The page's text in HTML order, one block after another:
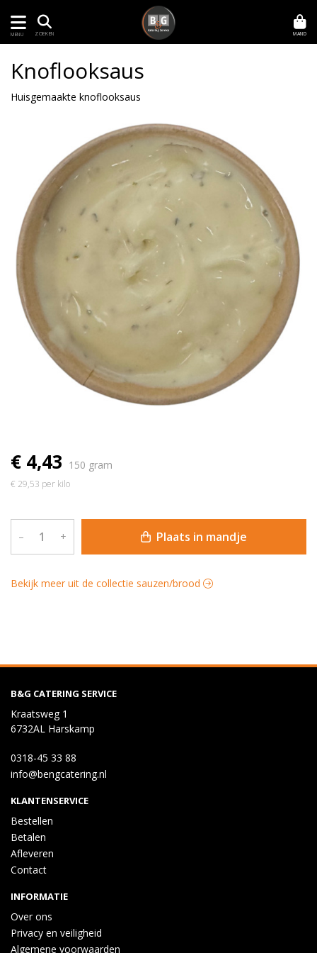
MENU ZOEKEN MAND
Knoflooksaus
Huisgemaakte knoflooksaus
€ 4,43 150 gram
€ 29,53 per kilo
– + Plaats in mandje
Bekijk meer uit de collectie sauzen/brood
B&G CATERING SERVICE
Kraatsweg 1
6732AL Harskamp
0318-45 33 88
info@bengcatering.nl
KLANTENSERVICE
Bestellen
Betalen
Afleveren
Contact
INFORMATIE
Over ons
Privacy en veiligheid
Algemene voorwaarden